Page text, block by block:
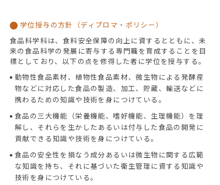
学位授与の方針（ディプロマ・ポリシー）
食品科学科は、食料安全保障の向上に資するとともに、未
来の食品科学の発展に寄与する専門職を育成することを目
標としており、以下の点を修得した者に学位を授与する。
動物性食品素材、植物性食品素材、微生物による発酵産
物などに対応した食品の製造、加工、貯蔵、輸送などに
携わるための知識や技術を身につけている。
食品の三大機能（栄養機能、嗜好機能、生理機能）を理
解し、それらを生かしたあるいは付与した食品の開発に
貢献できる知識や技術を身につけている。
食品の安全性を損なう成分あるいは微生物に関する広範
な知識を持ち、それに基づいた衛生管理に資する知識や
技術を身につけている。